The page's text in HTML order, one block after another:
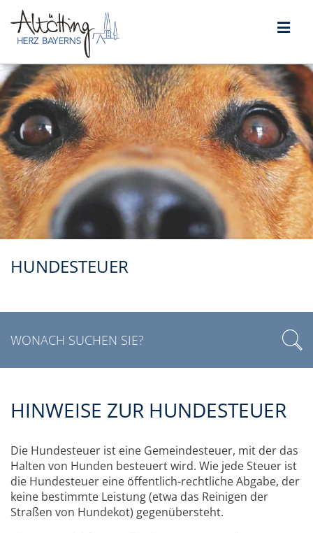
HUNDESTEUER
HINWEISE ZUR HUNDESTEUER
Die Hundesteuer ist eine Gemeindesteuer, mit der das
Halten von Hunden besteuert wird. Wie jede Steuer ist
die Hundesteuer eine öffentlich-rechtliche Abgabe, der
keine bestimmte Leistung (etwa das Reinigen der
Straßen von Hundekot) gegenübersteht.